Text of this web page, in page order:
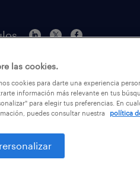
las cookies.
cookies para darte una experiencia
información más relevante en tus
para elegir tus preferencias. En
puedes consultar nuestra
política
rersonalizar